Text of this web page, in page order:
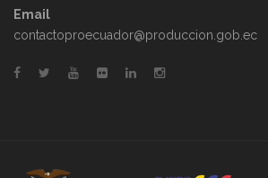
Email
contactoproecuador@produccion.gob.ec